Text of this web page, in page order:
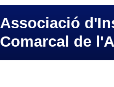
Associació
Comarcal de